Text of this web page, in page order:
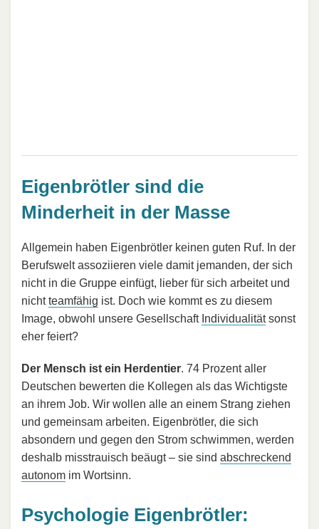
Eigenbrötler sind die
Minderheit in der Masse
Allgemein haben Eigenbrötler keinen guten Ruf. In der
Berufswelt assoziieren viele damit jemanden, der sich
nicht in die Gruppe einfügt, lieber für sich arbeitet und
nichtteamfähig ist. Doch wie kommt es zu diesem
Image, obwohl unsere Gesellschaft Individualitätsonst
eher feiert?
Der Mensch ist ein Herdentier. 74 Prozent aller
Deutschen bewerten die Kollegen als das Wichtigste
an ihrem Job. Wir wollen alle an einem Strang ziehen
und gemeinsam arbeiten. Eigenbrötler, die sich
absondern und gegen den Strom schwimmen, werden
deshalb misstrauisch beäugt – sie sind abschreckend
autonom im Wortsinn.
Psychologie Eigenbrötler: